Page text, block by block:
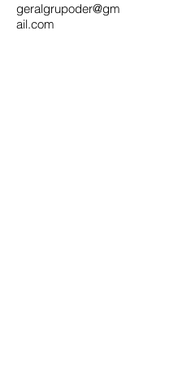
geralgrupoder@gm
ail.com